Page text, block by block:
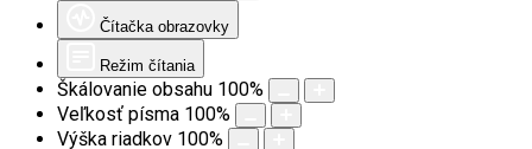
Čítačka obrazovky
Režim čítania
Škálovanie obsahu 100%
Veľkosť písma 100%
Výška riadkov 100%